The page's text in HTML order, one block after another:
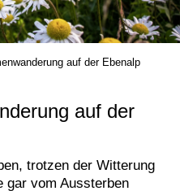
auf der Ebenalp
auf der
trotzen der Witterung
gar vom Aussterben